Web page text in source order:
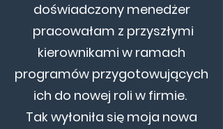
doświadczony menedżer
pracowałam z przyszłymi
kierownikami w ramach
programów przygotowujących
ich do nowej roli w firmie.
Tak wyłoniła się moja nowa